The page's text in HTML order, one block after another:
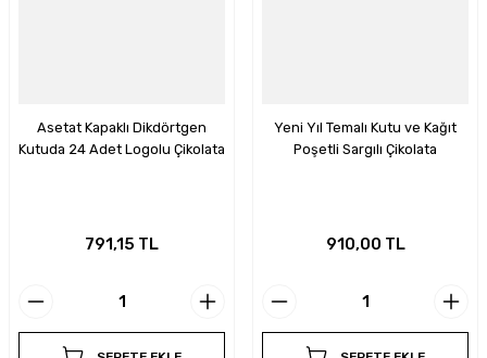
Asetat Kapaklı Dikdörtgen
Kutuda 24 Adet Logolu Çikolata
791,15 TL
Yeni Yıl Temalı Kutu ve Kağıt
Poşetli Sargılı Çikolata
910,00 TL